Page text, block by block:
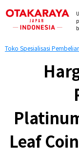
Toko Spesialisasi
Leaf